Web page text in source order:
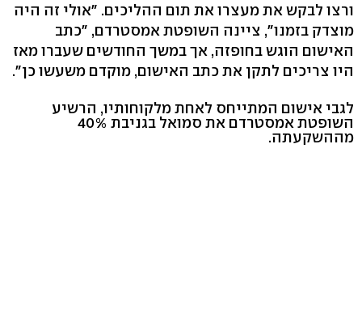
ורצו לבקש את מעצרו את תום ההליכים. "אולי זה היה
מוצדק בזמנו", ציינה השופטת אמסטרדם, "כתב
האישום הוגש בחופזה, אך במשך החודשים שעברו מאז
היו צריכים לתקן את כתב האישום, מוקדם משעשו כן".
לגבי אישום המתייחס לאחת מלקוחותיו, הרשיע
השופטת אמסטרדם את סמואל בגניבת 40%
מההשקעתה.